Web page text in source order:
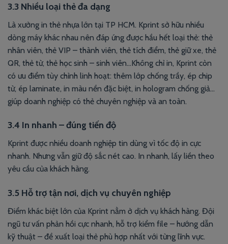
3.3 Nhiều loại thẻ đa dạng
Là xưởng in thẻ nhựa lớn tại TP HCM. Kprint sở hữu nhiều
dòng máy khác nhau nên đáp ứng được hầu hết loại thẻ: thẻ
nhân viên, thẻ VIP – thành viên, thẻ tích điểm, thẻ giữ xe, thẻ
QR, thẻ từ, thẻ học sinh – sinh viên…Không chỉ in, Kprint còn
có ưu điểm tùy chỉnh linh hoạt: thêm lớp chống trầy, ép chip
từ, ép laminate, in màu nền đặc biệt, in hologram chống giả…
giúp doanh nghiệp có thẻ chuyên nghiệp và an toàn.
3.4 In nhanh – đúng tiến độ
Kprint được nhiều doanh nghiệp tin dùng vì tốc độ in cực
nhanh. Nhưng vẫn giữ độ sắc nét cao. In nhanh, lấy liền theo
yêu cầu của khách hàng.
3.5 Hỗ trợ tận nơi, dịch vụ chuyên nghiệp
Điểm khác biệt lớn của Kprint nằm ở dịch vụ khách hàng. Đội
ngũ tư vấn phản hồi cực nhanh, hỗ trợ kiểm file – hướng dẫn
kỹ thuật – đề xuất loại thẻ phù hợp nhất với từng lĩnh vực.